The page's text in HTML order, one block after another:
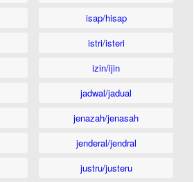
isap/hisap
istri/isteri
izin/ijin
jadwal/jadual
jenazah/jenasah
jenderal/jendral
justru/justeru